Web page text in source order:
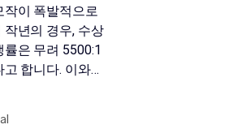
작이 폭발적으로
작년의 경우, 수상
률은 무려 5500:1
고 합니다. 이와…